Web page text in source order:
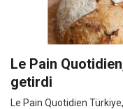
Le Pain
getirdi
Le Pain Quotidien